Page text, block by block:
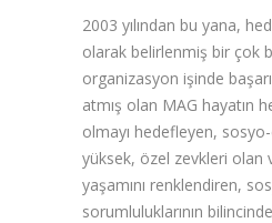
2003 yılından bu yana,
olarak belirlenmiş bir çok
organizasyon işinde
atmış olan MAG hayatın
olmayı hedefleyen,
yüksek, özel zevkleri olan
yaşamını renklendiren,
sorumluluklarının